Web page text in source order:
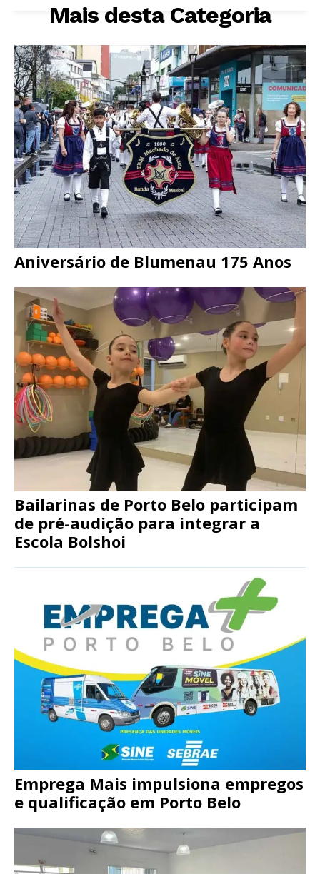
Mais desta Categoria
Aniversário de Blumenau 175 Anos
Bailarinas de Porto Belo participam
de pré-audição para integrar a
Escola Bolshoi
Emprega Mais impulsiona empregos
e qualificação em Porto Belo